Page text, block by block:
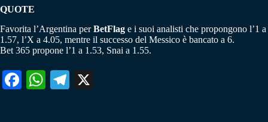
QUOTE
Favorita l’Argentina perBetFlag e i suoi analisti che propongono l’1 a
1.57, l’X a 4.05, mentre il successo del Messico è bancato a 6.
Bet 365 propone l’1 a 1.53, Snai a 1.55.
Fa W
Te